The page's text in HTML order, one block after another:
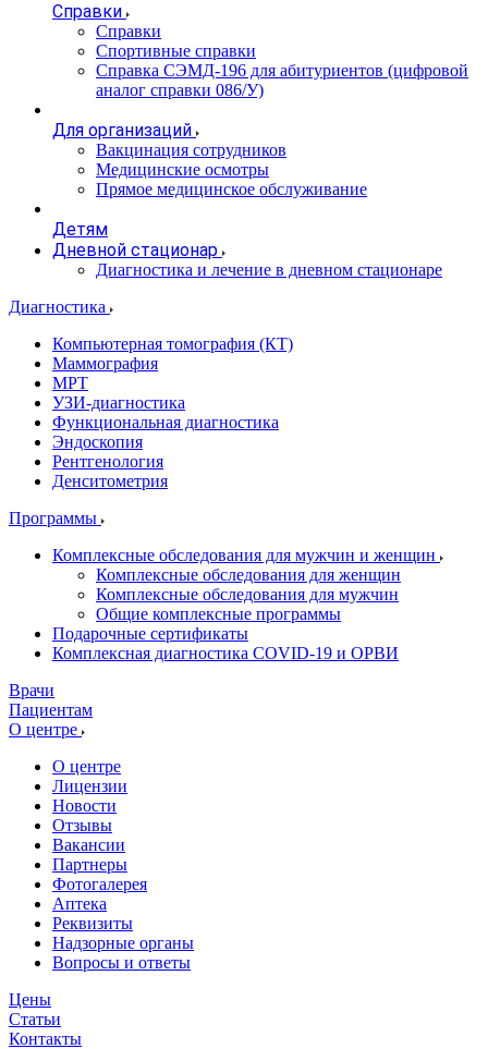
Справки
Справки
Спортивные справки
Справка СЭМД‑196 для абитуриентов (цифровой
аналог справки 086/У)
Для организаций
Вакцинация сотрудников
Медицинские осмотры
Прямое медицинское обслуживание
Детям
Дневной стационар
Диагностика и лечение в дневном стационаре
Диагностика
Компьютерная томография (КТ)
Маммография
МРТ
УЗИ-диагностика
Функциональная диагностика
Эндоскопия
Рентгенология
Денситометрия
Программы
Комплексные обследования для мужчин и женщин
Комплексные обследования для женщин
Комплексные обследования для мужчин
Общие комплексные программы
Подарочные сертификаты
Комплексная диагностика COVID-19 и ОРВИ
Врачи
Пациентам
О центре
О центре
Лицензии
Новости
Отзывы
Вакансии
Партнеры
Фотогалерея
Аптека
Реквизиты
Надзорные органы
Вопросы и ответы
Цены
Статьи
Контакты